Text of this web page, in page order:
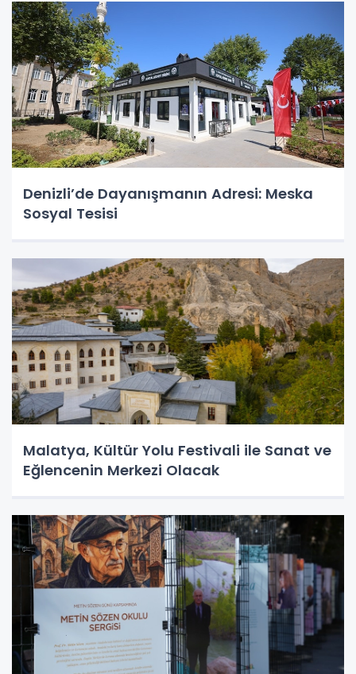
Denizli’de Dayanışmanın Adresi: Meska
Sosyal Tesisi
Malatya, Kültür Yolu Festivali ile Sanat ve
Eğlencenin Merkezi Olacak